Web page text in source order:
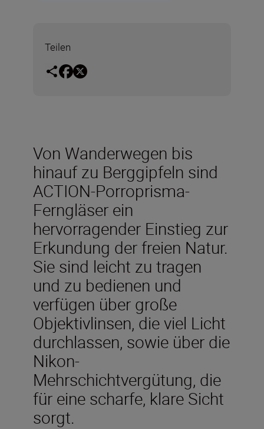
Teilen
Von Wanderwegen bis
hinauf zu Berggipfeln sind
ACTION-Porroprisma-
Ferngläser ein
hervorragender Einstieg zur
Erkundung der freien Natur.
Sie sind leicht zu tragen
und zu bedienen und
verfügen über große
Objektivlinsen, die viel Licht
durchlassen, sowie über die
Nikon-
Mehrschichtvergütung, die
für eine scharfe, klare Sicht
sorgt.